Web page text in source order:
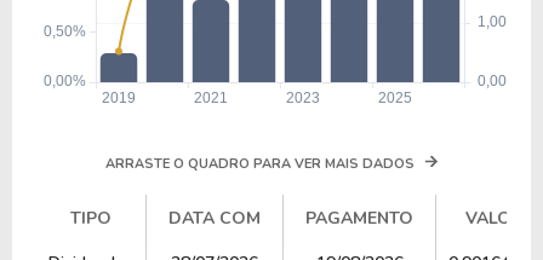
ARRASTE O QUADRO PARA VER MAIS DADOS
TIPO DATA COM PAGAMENTO
VALOR
TIPO
DATA COM PAGAMENTO VALOR